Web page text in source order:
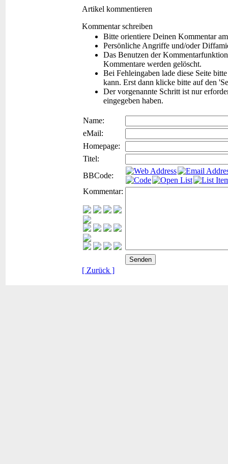
Artikel kommentieren
Kommentar schreiben
Bitte orientiere Deinen Kommentar
Persönliche Angriffe und/oder
Das Benutzen der
Kommentare werden gelöscht.
Bei Fehleingaben lade diese Seite
kann. Erst dann klicke bitte auf den
Der vorgenannte Schritt ist nur
eingegeben haben.
Name:
eMail:
Homepage:
Titel:
BBCode:
Kommentar:
[ Zurück ]